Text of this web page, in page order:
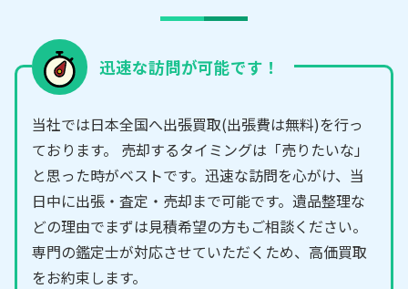
迅速な訪問が可能です！
当社では日本全国へ出張買取(出張費は無料)を行っ
ております。 売却するタイミングは「売りたいな」
と思った時がベストです。迅速な訪問を心がけ、当
日中に出張・査定・売却まで可能です。遺品整理な
どの理由でまずは見積希望の方もご相談ください。
専門の鑑定士が対応させていただくため、高価買取
をお約束します。